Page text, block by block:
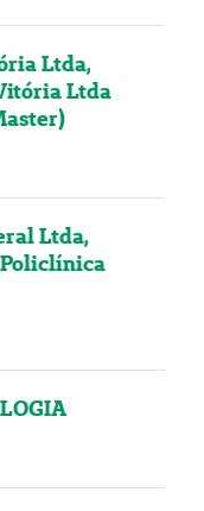
Ltda,
Ltda
Ltda,
Policlínica